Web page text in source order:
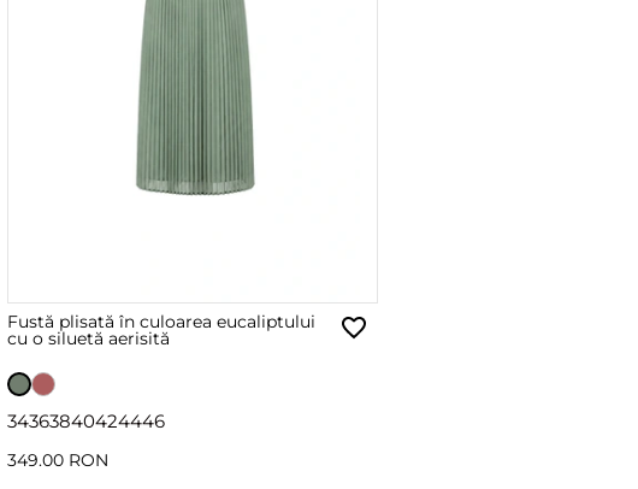
Fustă plisată în culoarea eucaliptului
cu o siluetă aerisită
34363840424446
349.00 RON